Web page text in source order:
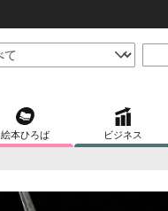
絵本ひろば ビジネス